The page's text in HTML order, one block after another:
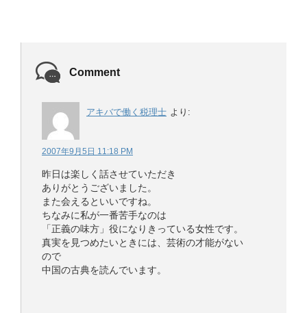
Comment
アキバで働く税理士 より:
2007年9月5日 11:18 PM
昨日は楽しく話させていただき
ありがとうございました。
また会えるといいですね。
ちなみに私が一番苦手なのは
「正義の味方」役になりきっている女性です。
真実を見つめたいときには、芸術の才能がない
ので
中国の古典を読んでいます。